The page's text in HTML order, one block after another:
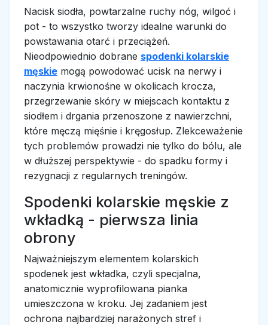
Nacisk siodła, powtarzalne ruchy nóg, wilgoć i
pot - to wszystko tworzy idealne warunki do
powstawania otarć i przeciążeń.
Nieodpowiednio dobrane spodenki kolarskie
męskie mogą powodować ucisk na nerwy i
naczynia krwionośne w okolicach krocza,
przegrzewanie skóry w miejscach kontaktu z
siodłem i drgania przenoszone z nawierzchni,
które męczą mięśnie i kręgosłup. Zlekceważenie
tych problemów prowadzi nie tylko do bólu, ale
w dłuższej perspektywie - do spadku formy i
rezygnacji z regularnych treningów.
Spodenki kolarskie męskie z
wkładką - pierwsza linia
obrony
Najważniejszym elementem kolarskich
spodenek jest wkładka, czyli specjalna,
anatomicznie wyprofilowana pianka
umieszczona w kroku. Jej zadaniem jest
ochrona najbardziej narażonych stref i